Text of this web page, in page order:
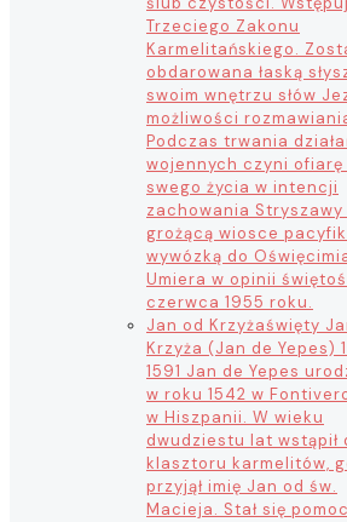
Trzeciego Zakonu
Karmelitańskiego.
obdarowana łaską
swoim wnętrzu słów
możliwości
Podczas trwania
wojennych czyni ofiarę
swego życia w intencji
zachowania Stryszawy
grożącą wiosce
wywózką do
Umiera w opinii
czerwca 1955 roku.
Jan od Krzyżaświęty
Krzyża (Jan de Yepes)
1591 Jan de Yepes
w roku 1542 w
w Hiszpanii. W wieku
dwudziestu lat wstąpił
klasztoru karmelitów,
przyjął imię Jan od św.
Macieja. Stał się